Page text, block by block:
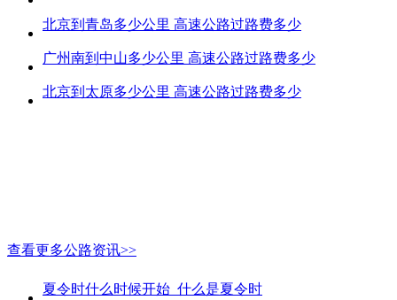
北京到青岛多少公里 高速公路过路费多少
广州南到中山多少公里 高速公路过路费多少
北京到太原多少公里 高速公路过路费多少
查看更多公路资讯>>
夏令时什么时候开始_什么是夏令时